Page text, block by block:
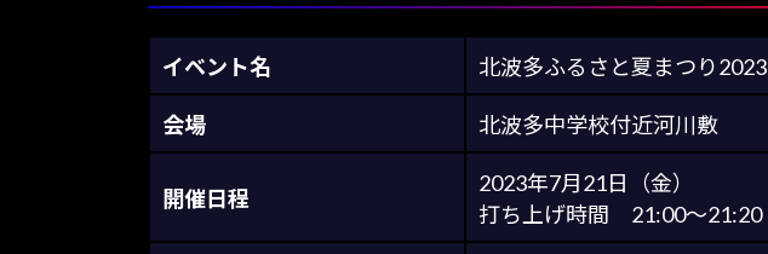
イベント名 北波多ふるさと夏まつり2023
会場 北波多中学校付近河川敷
開催日程
2023年7月21日（金）
打ち上げ時間 21:00～21:20